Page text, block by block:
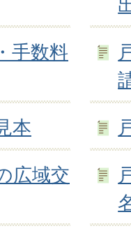
手数料
本
広域交